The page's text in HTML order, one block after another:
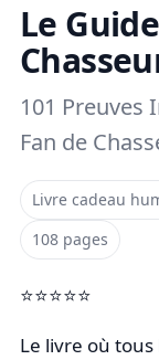
Le
101 Preuves
Fan de
Livre cadeau
108 pages
⭐⭐⭐⭐⭐
Le livre où